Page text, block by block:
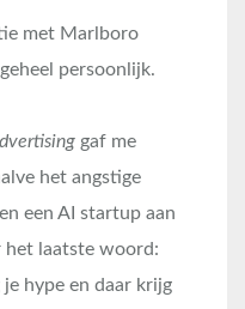
met Marlboro
persoonlijk.
gaf me
het angstige
een AI startup aan
het laatste woord:
je hype en daar krijg